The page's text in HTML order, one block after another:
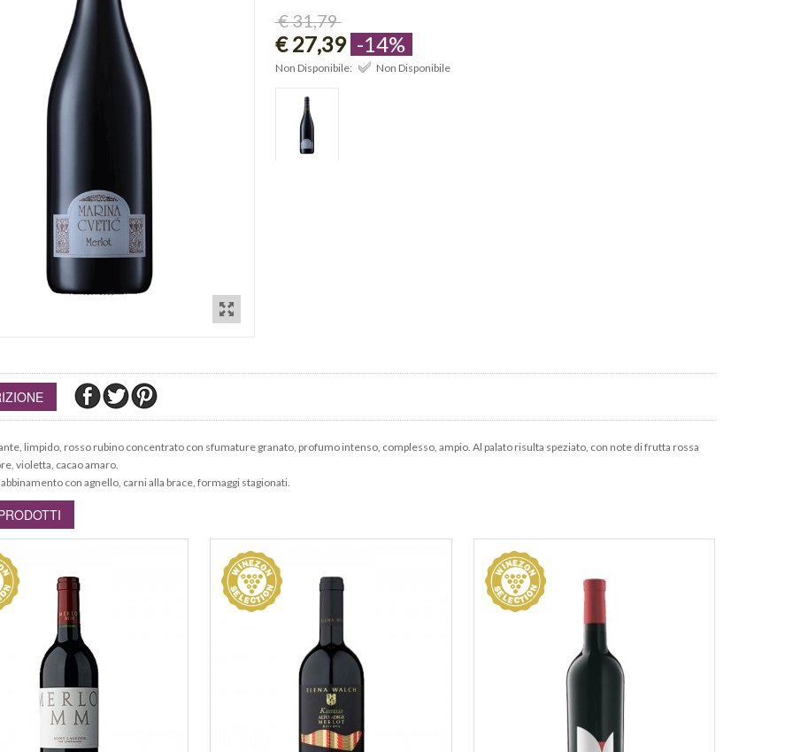
€ 31,79
€ 27,39 -14%
Non Disponibile: Non Disponibile
limpido, rosso rubino concentrato con sfumature granato, profumo intenso, complesso, ampio. Al palato risulta speziato, con note di frutta rossa
violetta, cacao amaro.
con agnello, carni alla brace, formaggi stagionati.